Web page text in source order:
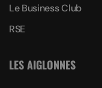
Le Business Club
RSE
LES AIGLONNES